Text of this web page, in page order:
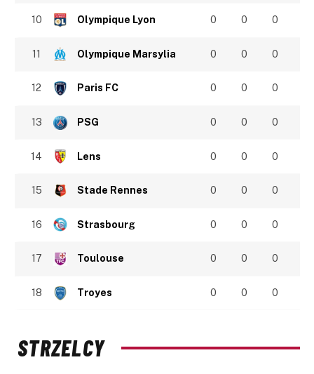
10 Olympique Lyon 0 0 0
11 Olympique Marsylia 0 0 0
12 Paris FC 0 0 0
13 PSG 0 0 0
14 Lens 0 0 0
15 Stade Rennes 0 0 0
16 Strasbourg 0 0 0
17 Toulouse 0 0 0
18 Troyes 0 0 0
STRZELCY